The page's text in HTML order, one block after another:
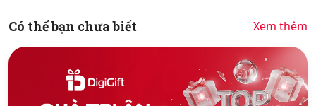
Có thể bạn chưa biết Xem thêm